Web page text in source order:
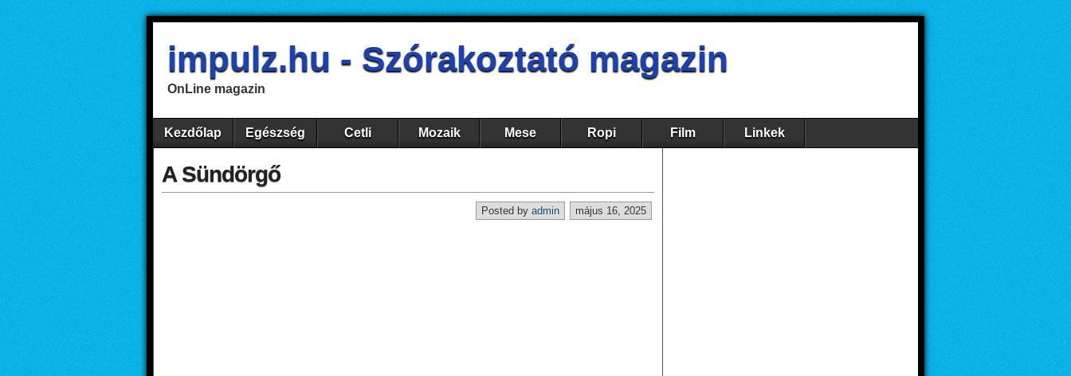
impulz.hu - Szórakoztató magazin
OnLine magazin
Kezdőlap Egészség Cetli Mozaik Mese Ropi Film Linkek
A Sündörgő
május 16, 2025
Posted by admin